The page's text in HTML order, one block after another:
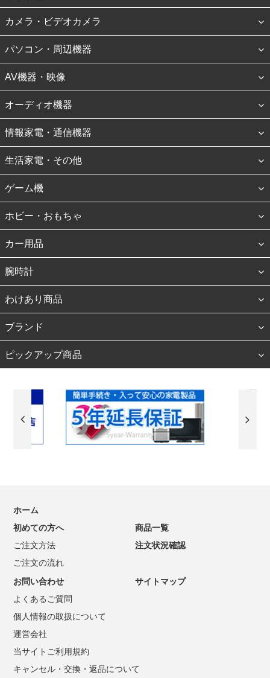
カメラ・ビデオカメラ
パソコン・周辺機器
AV機器・映像
オーディオ機器
情報家電・通信機器
生活家電・その他
ゲーム機
ホビー・おもちゃ
カー用品
腕時計
わけあり商品
ブランド
ピックアップ商品
ホーム
初めての方へ
ご注文方法
ご注文の流れ
商品一覧
注文状況確認
お問い合わせ
よくあるご質問
個人情報の取扱について
サイトマップ
運営会社
当サイトご利用規約
キャンセル・交換・返品について